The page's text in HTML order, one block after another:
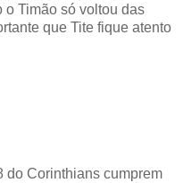
o Timão só voltou das
que Tite fique atento
do Corinthians cumprem